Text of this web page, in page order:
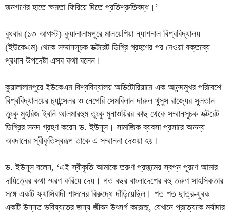
জনগণের হাতে ক্ষমতা ফিরিয়ে দিতে প্রতিশ্রুতিবদ্ধ।’
বুধবার (১৩ আগস্ট) কুয়ালালামপুরে মালয়েশিয়া ন্যাশনাল বিশ্ববিদ্যালয়
(ইউকেএম) থেকে সম্মানসূচক ডক্টরেট ডিগ্রি গ্রহণের পর দেওয়া বক্তব্যে
প্রধান উপদেষ্টা এসব কথা বলেন।
কুয়ালালামপুরে ইউকেএম বিশ্ববিদ্যালয় অডিটোরিয়ামে এক আনন্দমুখর পরিবেশে
বিশ্ববিদ্যালয়ের চ্যান্সেলর ও নেগেরি সেমবিলান দারুল খুসুস রাজ্যের সুলতান
তুংকু মুহরিজ ইবনি আলমারহুম তুংকু মুনাওয়িরর কাছ থেকে সম্মানসূচক ডক্টরেট
ডিগ্রির সনদ গ্রহণ করেন ড. ইউনূস। সামাজিক ব্যবসা প্রসারে অনন্য
অবদানের স্বীকৃতিস্বরূপ তাকে এ সম্মাননা দেওয়া হয়।
ড. ইউনূস বলেন, ‘এই স্বীকৃতি আমাকে তরুণ প্রজন্মের স্বপ্ন পূরণে আমার
দায়িত্বের কথা স্মরণ করিয়ে দেয়। গত বছর বাংলাদেশের বহু তরুণ সাহসিকতার
সঙ্গে একটি ফ্যাসিবাদী শাসনের বিরুদ্ধে দাঁড়িয়েছিল। শত শত ছাত্র-যুবক
একটি উন্নত ভবিষ্যতের জন্য জীবন উৎসর্গ করেছে, যেখানে প্রত্যেকে মর্যাদার